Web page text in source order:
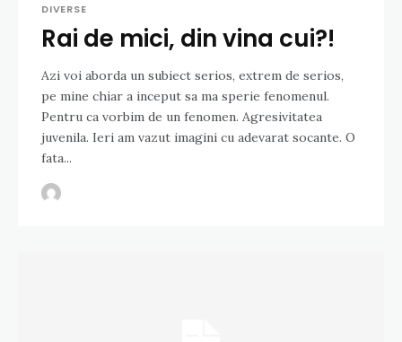
DIVERSE
Rai de mici, din vina cui?!
Azi voi aborda un subiect serios, extrem de serios,
pe mine chiar a inceput sa ma sperie fenomenul.
Pentru ca vorbim de un fenomen. Agresivitatea
juvenila. Ieri am vazut imagini cu adevarat socante. O
fata...